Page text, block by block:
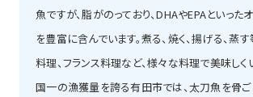
魚ですが、脂がのっており、DHAやEPAといった
を豊富に含んでいます。煮る、焼く、揚げる、蒸
料理、フランス料理など、様々な料理で美味しく
国一の漁獲量を誇る有田市では、太刀魚を骨ご